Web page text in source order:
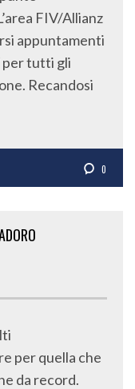
FIV/Allianz
appuntamenti
per tutti gli
Recandosi
0
per quella che
da record.